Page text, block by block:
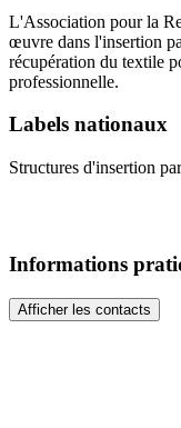
L'Association pour la
œuvre dans l'insertion
récupération du textile
professionnelle.
Labels nationaux
Structures d'insertion
Informations
Afficher les contacts